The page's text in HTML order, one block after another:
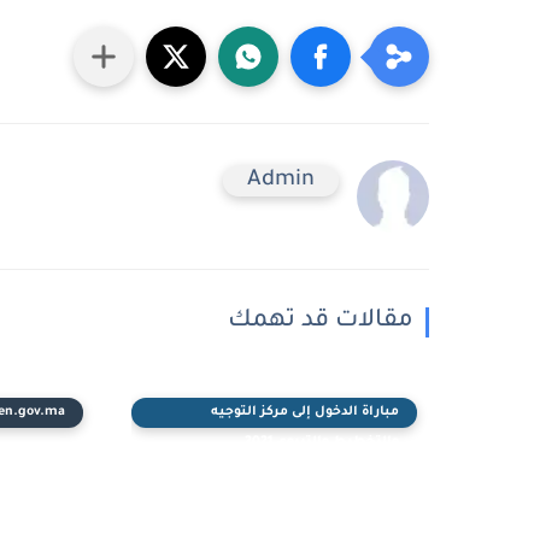
Admin
مقالات قد تهمك
مباراة الدخول إلى مركز التوجيه